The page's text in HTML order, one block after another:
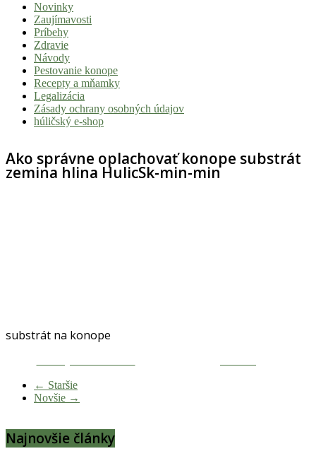
Tvoj
sprievodca
svetom
pohody
stoner
Vitaj
novinky
najlepší
stoner
Novinky
Zaujímavosti
Príbehy
Zdravie
Návody
Pestovanie konope
Recepty a mňamky
Legalizácia
Zásady ochrany osobných údajov
húličský e-shop
Ako správne oplachovať konope substrát
zemina hlina HulicSk-min-min
substrát na konope
← Staršie
Novšie →
Najnovšie články